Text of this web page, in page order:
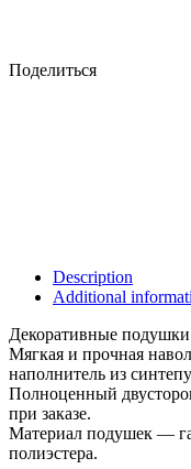
Поделиться
Description
Additional
Декоративные
Мягкая и прочная
наполнитель из
Полноценный
при заказе.
Материал подушек —
полиэстера.